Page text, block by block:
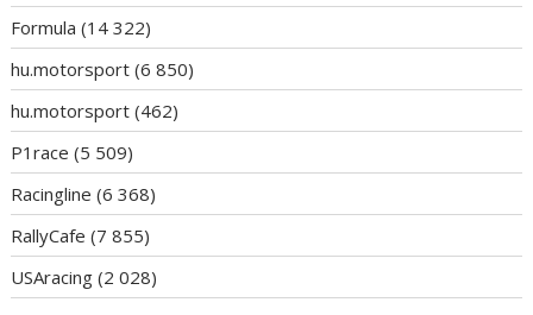
Formula (14 322)
hu.motorsport (6 850)
hu.motorsport (462)
P1race (5 509)
Racingline (6 368)
RallyCafe (7 855)
USAracing (2 028)